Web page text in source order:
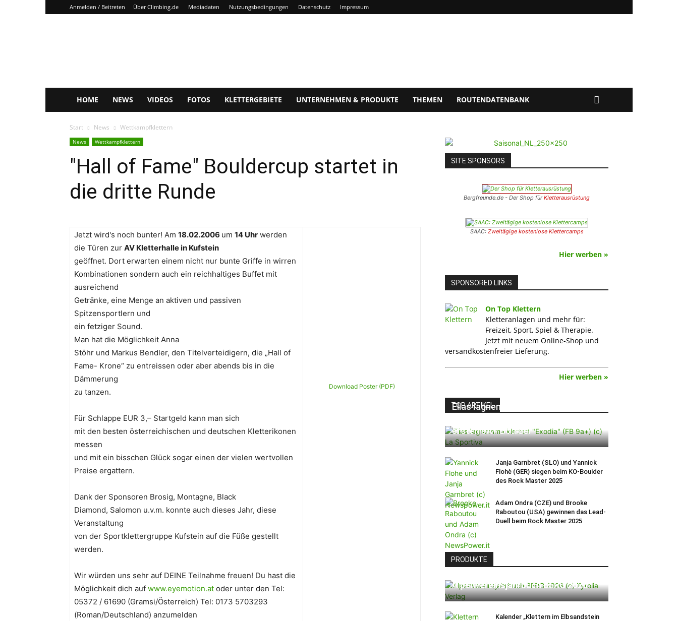
Anmelden / Beitreten Über Climbing.de Mediadaten Nutzungsbedingungen Datenschutz Impressum
HOME NEWS VIDEOS FOTOS KLETTERGEBIETE UNTERNEHMEN & PRODUKTE THEMEN ROUTENDATENBANK
Start News Wettkampfklettern
News Wettkampfklettern
"Hall of Fame" Bouldercup startet in
die dritte Runde
Jetzt wird's noch bunter! Am 18.02.2006 um 14 Uhr werden
die Türen zur AV Kletterhalle in Kufstein
geöffnet. Dort erwarten einem nicht nur bunte Griffe in wirren
Kombinationen sondern auch ein reichhaltiges Buffet mit
ausreichend
Getränke, eine Menge an aktiven und passiven
Spitzensportlern und
ein fetziger Sound.
Man hat die Möglichkeit Anna
Stöhr und Markus Bendler, den Titelverteidigern, die „Hall of
Fame- Krone“ zu entreissen oder aber abends bis in die
Dämmerung
zu tanzen.
Für Schlappe EUR 3,– Startgeld kann man sich
mit den besten österreichischen und deutschen Kletterikonen
messen
und mit ein bisschen Glück sogar einen der vielen wertvollen
Preise ergattern.
Dank der Sponsoren Brosig, Montagne, Black
Diamond, Salomon u.v.m. konnte auch dieses Jahr, diese
Veranstaltung
von der Sportklettergruppe Kufstein auf die Füße gestellt
werden.
Wir würden uns sehr auf DEINE Teilnahme freuen! Du hast die
Möglichkeit dich auf www.eyemotion.at oder unter den Tel:
05372 / 61690 (Gramsi/Österreich) Tel: 0173 5703293
(Roman/Deutschland) anzumelden
Download Poster (PDF)
SITE SPONSORS
Bergfreunde.de - Der Shop fürKletterausrüstung
SAAC: Zweitägige kostenlose Klettercamps
Hier werben »
SPONSORED LINKS
On Top Klettern
Kletteranlagen und mehr für:
Freizeit, Sport, Spiel & Therapie.
Jetzt mit neuem Online-Shop und
versandkostenfreier Lieferung.
Hier werben »
TOP ARTIKEL
Elias Iagnemma klettert „Exodia“:
ersten 9A+ Boulder
Janja Garnbret (SLO) und Yannick
Flohè (GER) siegen beim KO-Boulder
des Rock Master 2025
Adam Ondra (CZE) und Brooke
Raboutou (USA) gewinnen das Lead-
Duell beim Rock Master 2025
PRODUKTE
Alpenvereinsjahrbuch BERG 2026
Kalender „Klettern im Elbsandstein